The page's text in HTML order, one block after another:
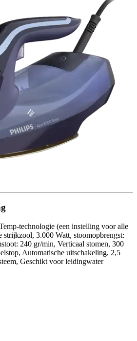
technologie (een instelling voor alle
strijkzool, 3.000 Watt, stoomopbrengst:
240 gr/min, Verticaal stomen, 300
Automatische uitschakeling, 2,5
Geschikt voor leidingwater